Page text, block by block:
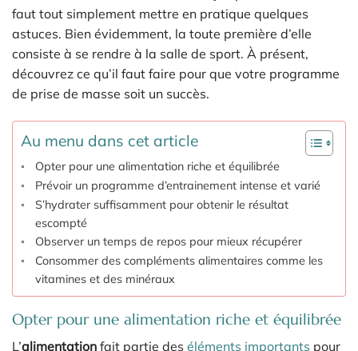
faut tout simplement mettre en pratique quelques
astuces. Bien évidemment, la toute première d’elle
consiste à se rendre à la salle de sport. À présent,
découvrez ce qu’il faut faire pour que votre programme
de prise de masse soit un succès.
Au menu dans cet article
Opter pour une alimentation riche et équilibrée
Prévoir un programme d’entrainement intense et varié
S’hydrater suffisamment pour obtenir le résultat
escompté
Observer un temps de repos pour mieux récupérer
Consommer des compléments alimentaires comme les
vitamines et des minéraux
Opter pour une alimentation riche et équilibrée
L’alimentation fait partie des éléments importants pour